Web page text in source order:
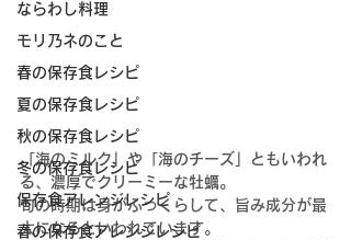
ならわし料理
モリ乃ネのこと
春の保存食レシピ
夏の保存食レシピ
秋の保存食レシピ
冬の保存食レシピ
保存食アレンジレシピ
春の保存食アレンジレシピ
「海のミルク」や「海のチーズ」ともいわれ
る、濃厚でクリーミーな牡蠣。
旬の時期は身がふっくらして、旨み成分が最
大になるといわれています。